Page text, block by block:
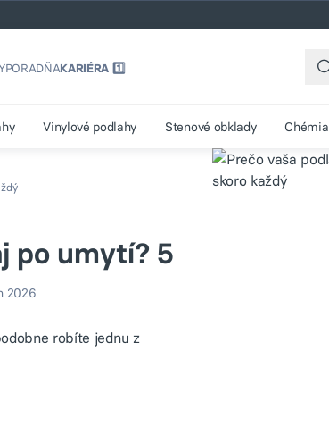
PORADŇAKARIÉRA 1️⃣
Vinylové podlahy Stenové obklady Chémia
po umytí? 5
2026
robíte jednu z